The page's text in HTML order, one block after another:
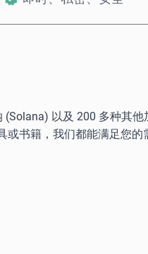
以及 200 多种其他
书籍，我们都能满足您的